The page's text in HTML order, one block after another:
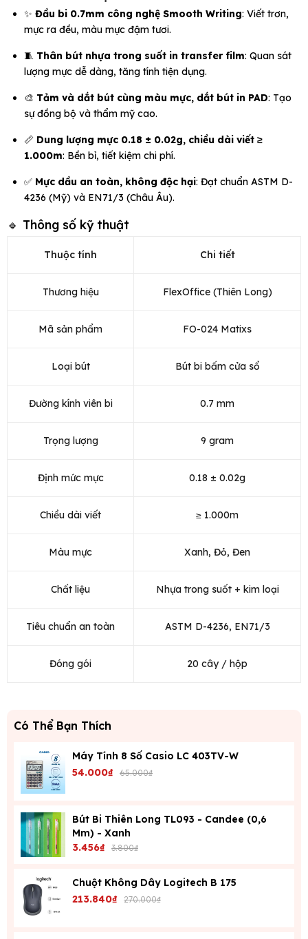
✨ Đầu bi 0.7mm công nghệ Smooth Writing: Viết trơn,
mực ra đều, màu mực đậm tươi.
🧵 Thân bút nhựa trong suốt in transfer film: Quan sát
lượng mực dễ dàng, tăng tính tiện dụng.
🎨 Tảm và dắt bút cùng màu mực, dắt bút in PAD: Tạo
sự đồng bộ và thẩm mỹ cao.
📏 Dung lượng mực 0.18 ± 0.02g, chiều dài viết ≥
1.000m: Bền bỉ, tiết kiệm chi phí.
✅ Mực dầu an toàn, không độc hại: Đạt chuẩn ASTM D-
4236 (Mỹ) và EN71/3 (Châu Âu).
🔹 Thông số kỹ thuật
Thuộc tính Chi tiết
Thương hiệu FlexOffice (Thiên Long)
Mã sản phẩm FO-024 Matixs
Loại bút Bút bi bấm cửa sổ
Đường kính viên bi 0.7 mm
Trọng lượng 9 gram
Định mức mực 0.18 ± 0.02g
Chiều dài viết ≥ 1.000m
Màu mực Xanh, Đỏ, Đen
Chất liệu Nhựa trong suốt + kim loại
Tiêu chuẩn an toàn ASTM D-4236, EN71/3
Đóng gói 20 cây / hộp
Có Thể Bạn Thích
Máy Tính 8 Số Casio LC 403TV-W
54.000₫ 65.000₫
Bút Bi Thiên Long TL093 - Candee (0,6
Mm) - Xanh
3.456₫ 3.800₫
Chuột Không Dây Logitech B 175
213.840₫ 270.000₫